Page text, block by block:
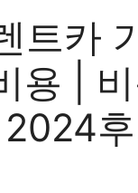
트카
용 |